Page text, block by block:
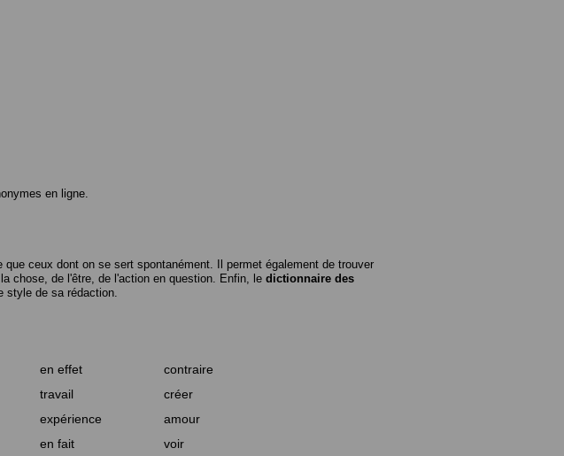
en ligne.
ceux dont on se sert spontanément. Il permet également de trouver
chose, de l'être, de l'action en question. Enfin, le dictionnaire des
style de sa rédaction.
en effet
contraire
travail
créer
expérience
amour
en fait voir